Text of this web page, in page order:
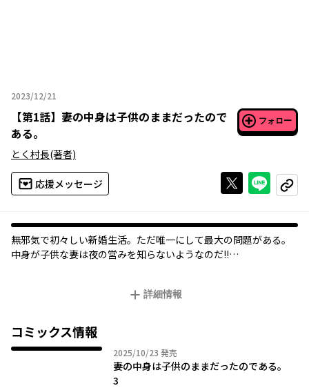
2023/12/21
2023年12月21日
【第1話】 妻の中身は子供のままだったので
ある。
フォロー
とく村長(著者)
応援メッセージ Xで投稿する
ライン
コピー
無邪気で初々しい新婚生活。ただ唯一にして最大の問題がある。
中身が子供な妻は夜の営みを知らないようなのだ!!
ああ、ほらもう。あちこち揺れちゃってますよ！
天然すぎる年下妻からのゆーわくに理性が飛んじゃう!?
詳細情報
コミックス情報
2025/10/23 2025年10月23日
発売
妻の中身は子供のままだったのである。
3